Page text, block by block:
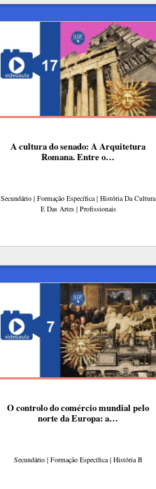
A cultura do senado: A Arquitetura
Romana. Entre o…
Secundário | Formação Específica | História Da Cultura
E Das Artes | Profissionais
O controlo do comércio mundial pelo
norte da Europa: a…
Secundário | Formação Específica | História B